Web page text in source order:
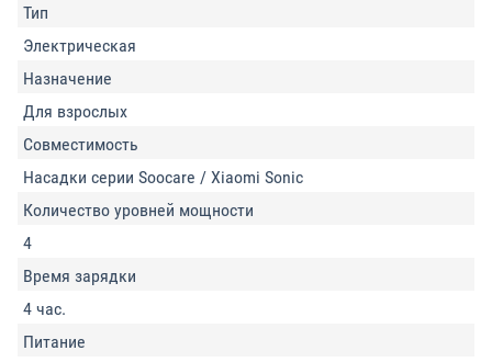
Тип
Электрическая
Назначение
Для взрослых
Совместимость
Насадки серии Soocare / Xiaomi Sonic
Количество уровней мощности
4
Время зарядки
4 час.
Питание